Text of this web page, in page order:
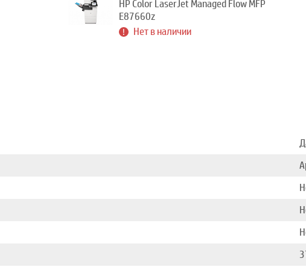
HP Color LaserJet Managed Flow MFP
E87660z
Нет в наличии